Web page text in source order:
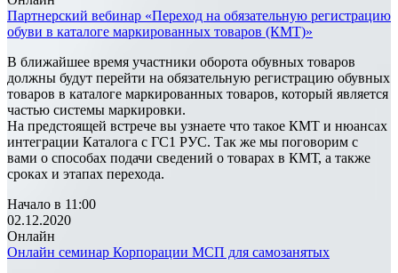
Партнерский вебинар «Переход на обязательную регистрацию
обуви в каталоге маркированных товаров (КМТ)»
В ближайшее время участники оборота обувных товаров
должны будут перейти на обязательную регистрацию обувных
товаров в каталоге маркированных товаров, который является
частью системы маркировки.
На предстоящей встрече вы узнаете что такое КМТ и нюансах
интеграции Каталога с ГС1 РУС. Так же мы поговорим с
вами о способах подачи сведений о товарах в КМТ, а также
сроках и этапах перехода.
Начало в 11:00
02.12.2020
Онлайн
Онлайн семинар Корпорации МСП для самозанятых